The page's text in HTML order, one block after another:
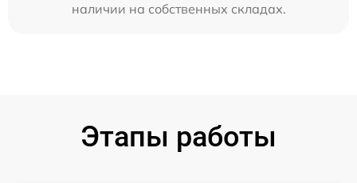
наличии на собственных складах.
Этапы работы